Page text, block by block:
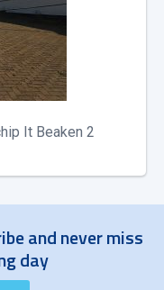
It Beaken 2
and never miss
day